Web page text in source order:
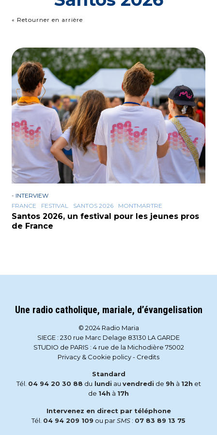
« Retourner en arrière
- INTERVIEW
FRANCE
FESTIVAL SANTOS 2026 MONTMARTRE
Santos 2026, un festival pour les jeunes pros
de France
Une radio catholique, mariale, d’évangelisation
© 2024 Radio Maria
SIEGE : 230 rue Marc Delage 83130 LA GARDE
STUDIO de PARIS : 4 rue de la Michodière 75002
Privacy & Cookie policy- Credits
Standard
Tél. 04 94 20 30 88 du lundi au vendredi de 9h à 12h et
de 14h à 17h
Intervenez en direct par téléphone
Tél. 04 94 209 109 ou parSMS : 07 83 89 13 75